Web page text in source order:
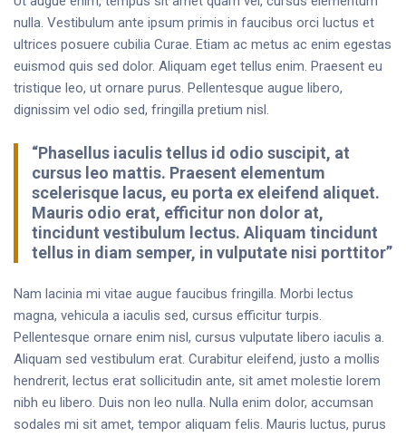
nulla. Vestibulum ante ipsum primis in faucibus orci luctus et
ultrices posuere cubilia Curae. Etiam ac metus ac enim egestas
euismod quis sed dolor. Aliquam eget tellus enim. Praesent eu
tristique leo, ut ornare purus. Pellentesque augue libero,
dignissim vel odio sed, fringilla pretium nisl.
“Phasellus iaculis tellus id odio suscipit, at
cursus leo mattis. Praesent elementum
scelerisque lacus, eu porta ex eleifend aliquet.
Mauris odio erat, efficitur non dolor at,
tincidunt vestibulum lectus. Aliquam tincidunt
tellus in diam semper, in vulputate nisi porttitor”
Nam lacinia mi vitae augue faucibus fringilla. Morbi lectus
magna, vehicula a iaculis sed, cursus efficitur turpis.
Pellentesque ornare enim nisl, cursus vulputate libero iaculis a.
Aliquam sed vestibulum erat. Curabitur eleifend, justo a mollis
hendrerit, lectus erat sollicitudin ante, sit amet molestie lorem
nibh eu libero. Duis non leo nulla. Nulla enim dolor, accumsan
sodales mi sit amet, tempor aliquam felis. Mauris luctus, purus